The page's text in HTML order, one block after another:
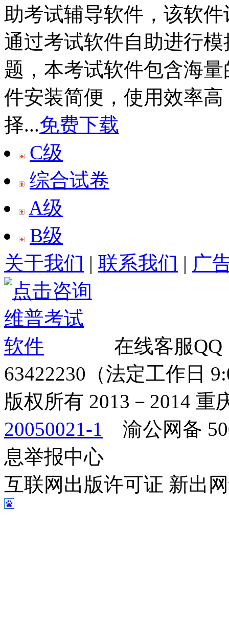
助考试辅导软件，该软
通过考试软件自助进行
题，本考试软件包含海
件安装简便，使用效率
择...免费下载
C级
综合试卷
A级
B级
关于我们 | 联系我们 | 广
在线客服QQ
63422230（法定工作日
版权所有 2013－2014
20050021-1 渝公网备
息举报中心
互联网出版许可证 新出